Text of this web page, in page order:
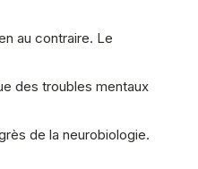
au contraire. Le
des troubles mentaux
de la neurobiologie.